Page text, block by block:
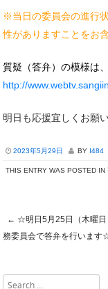
※当日の委員会の進行
性がありますことをお
質疑（答弁）の模様は
http://
明日も応援宜しくお願
2023年5月29日 BY I484
THIS ENTRY WAS POSTED IN
Post
← ☆明日5月25日（木曜日
務委員会で答弁を行います
Search